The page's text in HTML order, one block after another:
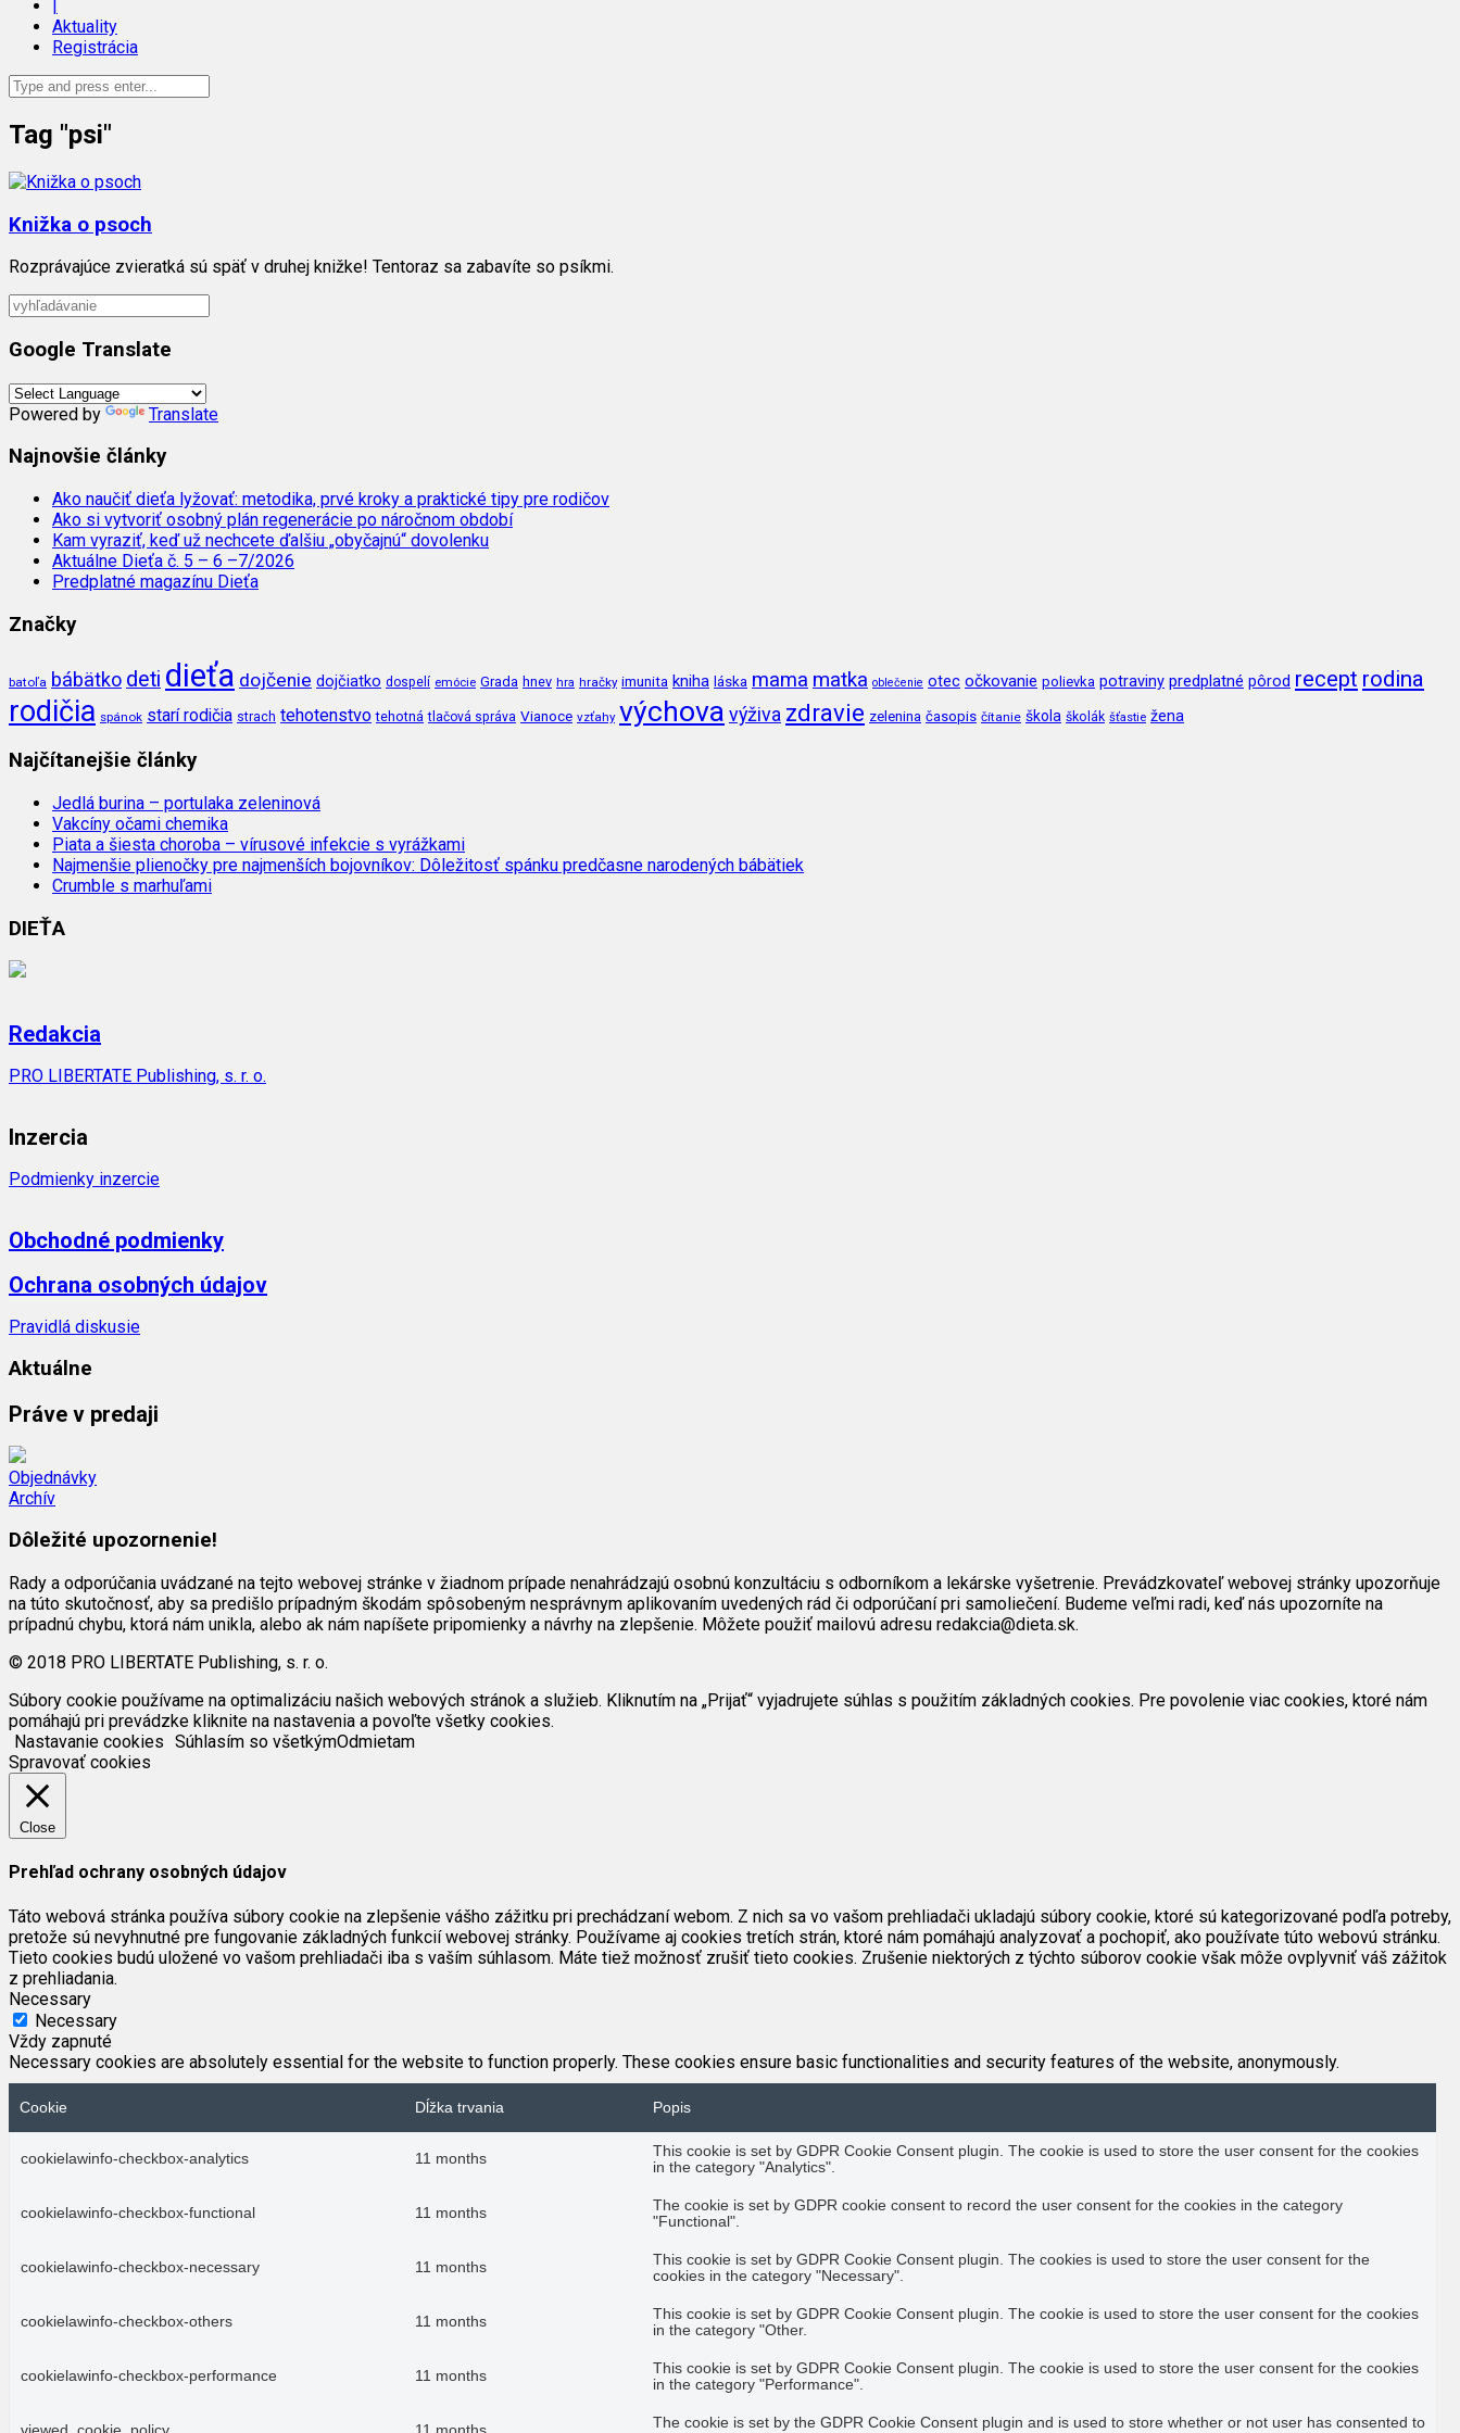
Aktuality
Registrácia
Tag "psi"
Knižka o psoch
Rozprávajúce zvieratká sú späť v druhej knižke! Tentoraz sa zabavíte so psíkmi.
Google Translate
Powered by Translate
Najnovšie články
Ako naučiť dieťa lyžovať: metodika, prvé kroky a praktické tipy pre rodičov
Ako si vytvoriť osobný plán regenerácie po náročnom období
Kam vyraziť, keď už nechcete ďalšiu „obyčajnú“ dovolenku
Aktuálne Dieťa č. 5 – 6 –7/2026
Predplatné magazínu Dieťa
Značky
batoľa bábätko deti dieťa dojčenie dojčiatko dospelí emócie Grada hnev hra hračky imunita kniha láska mama matka oblečenie otec očkovanie polievka potraviny predplatné pôrod recept rodina
rodičia spánok starí rodičia strach tehotenstvo tehotná tlačová správa Vianoce vzťahy výchova výživa zdravie zelenina časopis čítanie škola školák šťastie žena
Najčítanejšie články
Jedlá burina – portulaka zeleninová
Vakcíny očami chemika
Piata a šiesta choroba – vírusové infekcie s vyrážkami
Najmenšie plienočky pre najmenších bojovníkov: Dôležitosť spánku predčasne narodených bábätiek
Crumble s marhuľami
DIEŤA
Redakcia
PRO LIBERTATE Publishing, s. r. o.
Inzercia
Podmienky inzercie
Obchodné podmienky
Ochrana osobných údajov
Pravidlá diskusie
Aktuálne
Práve v predaji
Objednávky
Archív
Dôležité upozornenie!
Rady a odporúčania uvádzané na tejto webovej stránke v žiadnom prípade nenahrádzajú osobnú konzultáciu s odborníkom a lekárske vyšetrenie. Prevádzkovateľ webovej stránky upozorňuje
na túto skutočnosť, aby sa predišlo prípadným škodám spôsobeným nesprávnym aplikovaním uvedených rád či odporúčaní pri samoliečení. Budeme veľmi radi, keď nás upozorníte na
prípadnú chybu, ktorá nám unikla, alebo ak nám napíšete pripomienky a návrhy na zlepšenie. Môžete použiť mailovú adresu redakcia@dieta.sk.
© 2018 PRO LIBERTATE Publishing, s. r. o.
Súbory cookie používame na optimalizáciu našich webových stránok a služieb. Kliknutím na „Prijať“ vyjadrujete súhlas s použitím základných cookies. Pre povolenie viac cookies, ktoré nám
pomáhajú pri prevádzke kliknite na nastavenia a povoľte všetky cookies.
Nastavanie cookies Súhlasím so všetkýmOdmietam
Spravovať cookies
Close
Prehľad ochrany osobných údajov
Táto webová stránka používa súbory cookie na zlepšenie vášho zážitku pri prechádzaní webom. Z nich sa vo vašom prehliadači ukladajú súbory cookie, ktoré sú kategorizované podľa potreby,
pretože sú nevyhnutné pre fungovanie základných funkcií webovej stránky. Používame aj cookies tretích strán, ktoré nám pomáhajú analyzovať a pochopiť, ako používate túto webovú stránku.
Tieto cookies budú uložené vo vašom prehliadači iba s vaším súhlasom. Máte tiež možnosť zrušiť tieto cookies. Zrušenie niektorých z týchto súborov cookie však môže ovplyvniť váš zážitok
z prehliadania.
Necessary
Necessary
Vždy zapnuté
Necessary cookies are absolutely essential for the website to function properly. These cookies ensure basic functionalities and security features of the website, anonymously.
Cookie Dĺžka trvania Popis
cookielawinfo-checkbox-analytics 11 months
This cookie is set by GDPR Cookie Consent plugin. The cookie is used to store the user consent for the cookies
in the category "Analytics".
cookielawinfo-checkbox-functional 11 months
The cookie is set by GDPR cookie consent to record the user consent for the cookies in the category
"Functional".
cookielawinfo-checkbox-necessary 11 months
This cookie is set by GDPR Cookie Consent plugin. The cookies is used to store the user consent for the
cookies in the category "Necessary".
cookielawinfo-checkbox-others 11 months
This cookie is set by GDPR Cookie Consent plugin. The cookie is used to store the user consent for the cookies
in the category "Other.
cookielawinfo-checkbox-performance 11 months
This cookie is set by GDPR Cookie Consent plugin. The cookie is used to store the user consent for the cookies
in the category "Performance".
The cookie is set by the GDPR Cookie Consent plugin and is used to store whether or not user has consented to